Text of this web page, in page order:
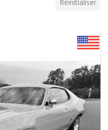
Réinitialiser